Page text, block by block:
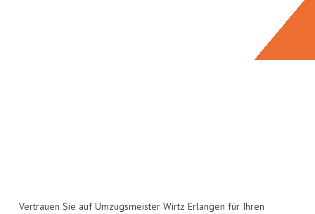
Vertrauen Sie auf Umzugsmeister Wirtz Erlangen für Ihren